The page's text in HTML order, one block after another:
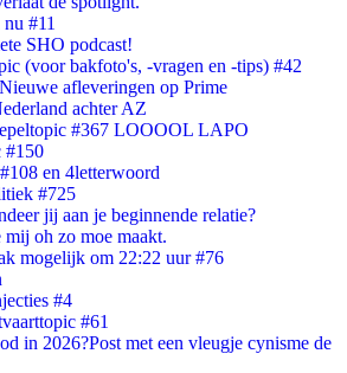
#11
SHO podcast!
(voor bakfoto's, -vragen en -tips) #42
afleveringen op Prime
achter AZ
#367 LOOOOL LAPO
#150
en 4letterwoord
#725
jij aan je beginnende relatie?
mij oh zo moe maakt.
mogelijk om 22:22 uur #76
#4
#61
in 2026?Post met een vleugje cynisme de